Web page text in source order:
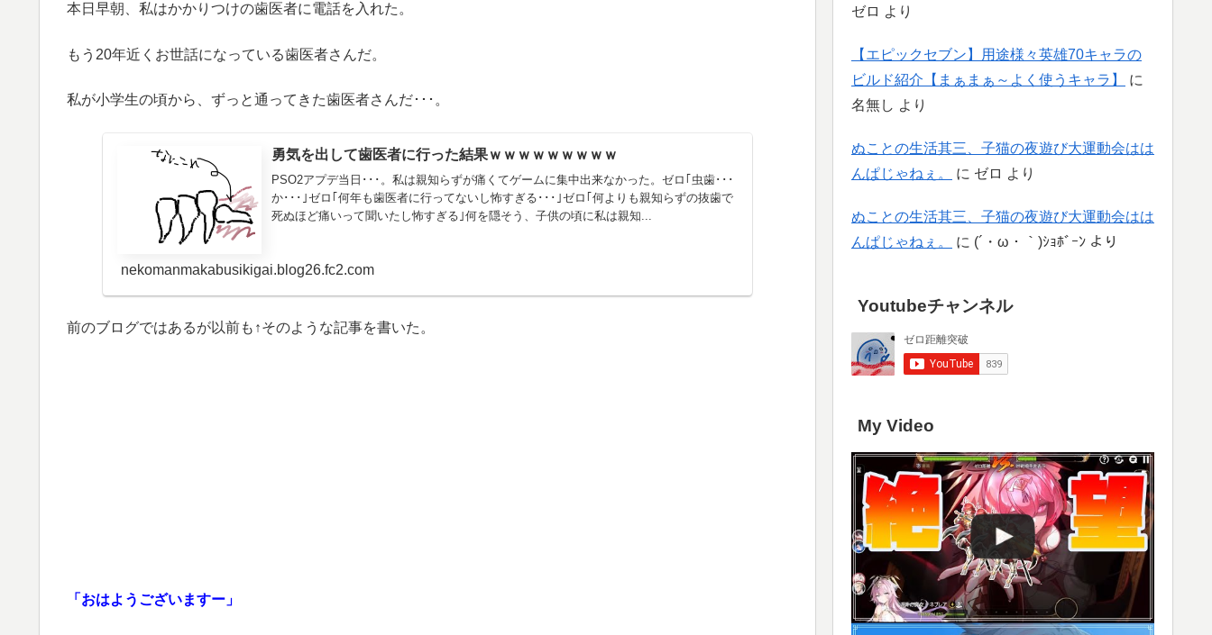
本日早朝、私はかかりつけの歯医者に電話を入れた。
もう20年近くお世話になっている歯医者さんだ。
私が小学生の頃から、ずっと通ってきた歯医者さんだ･･･。
勇気を出して歯医者に行った結果ｗｗｗｗｗｗｗｗｗ
PSO2アプデ当日･･･。私は親知らずが痛くてゲームに集中出来なかった。ゼロ｢虫歯･･･
か･･･｣ゼロ｢何年も歯医者に行ってないし怖すぎる･･･｣ゼロ｢何よりも親知らずの抜歯で
死ぬほど痛いって聞いたし怖すぎる｣何を隠そう、子供の頃に私は親知...
nekomanmakabusikigai.blog26.fc2.com
前のブログではあるが以前も↑そのような記事を書いた。
「おはようございますー」
ゼロ より
【エピックセブン】用途様々英雄70キャラの
ビルド紹介【まぁまぁ～よく使うキャラ】
に
名無し より
ぬことの生活其三、子猫の夜遊び大運動会はは
んぱじゃねぇ。
に ゼロ より
ぬことの生活其三、子猫の夜遊び大運動会はは
んぱじゃねぇ。
に (´・ω・｀)ｼｮﾎﾞｰﾝ より
Youtubeチャンネル
My Video